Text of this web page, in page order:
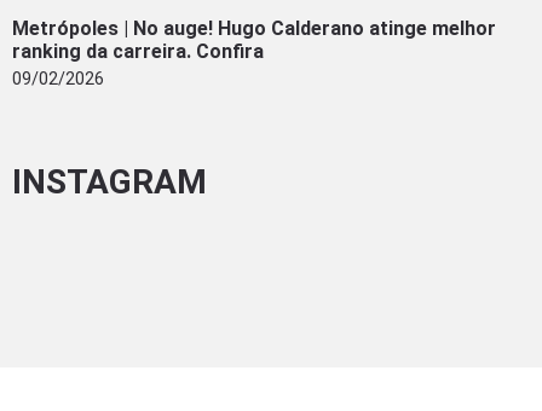
Metrópoles | No auge! Hugo Calderano atinge melhor
ranking da carreira. Confira
09/02/2026
INSTAGRAM